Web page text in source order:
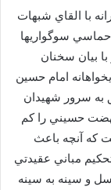
با القاي شبهات
سوگواريها
بيان سخنان
امام حسين
به سرور شهيدان
حسيني را كم
كه آنچه باعث
مباني عقيدتي
و سينه به سينه